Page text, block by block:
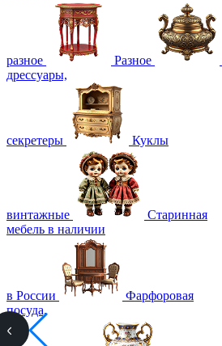
разное Разное
дрессуары,
секретеры Куклы
винтажные
Старинная
мебель в наличии
в России
Фарфоровая
посуда,